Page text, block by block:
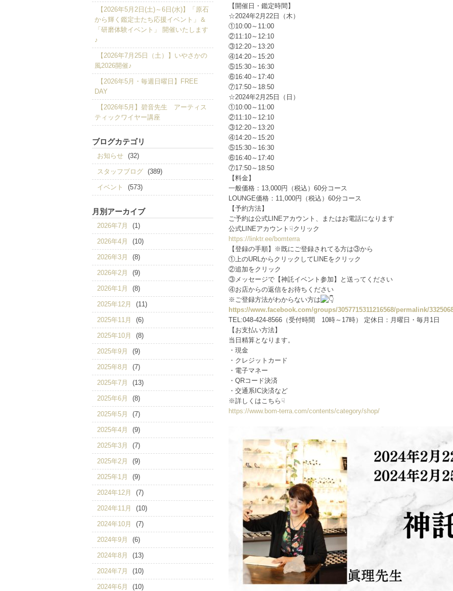
【開催日・鑑定時間】
☆2024年2月22日（木）
①10:00～11:00
②11:10～12:10
③12:20～13:20
④14:20～15:20
⑤15:30～16:30
⑥16:40～17:40
⑦17:50～18:50
☆2024年2月25日（日）
①10:00～11:00
②11:10～12:10
③12:20～13:20
④14:20～15:20
⑤15:30～16:30
⑥16:40～17:40
⑦17:50～18:50
【料金】
一般価格：13,000円（税込）60分コース
LOUNGE価格：11,000円（税込）60分コース
【予約方法】
ご予約は公式LINEアカウント、またはお電話になります
公式LINEアカウント☟クリック
https://linktr.ee/bomterra
【登録の手順】※既にご登録されてる方は③から
①上のURLからクリックしてLINEをクリック
②追加をクリック
③メッセージで【神託イベント参加】と送ってください
④お店からの返信をお待ちください
※ご登録方法がわからない方は
https://www.facebook.com/groups/3057715311216568/permalink/
TEL:048-424-8566（受付時間 10時～17時） 定休日：月曜日・毎月1日
【お支払い方法】
当日精算となります。
・現金
・クレジットカード
・電子マネー
・QRコード決済
・交通系IC決済など
※詳しくはこちら☟
https://www.bom-terra.com/contents/category/shop/
【2026年5月2日(土)～6日(水)】「原石
から輝く鑑定士たち応援イベント」＆
「研磨体験イベント」 開催いたします
♪
【2026年7月25日（土）】いやさかの
風2026開催♪
【2026年5月・毎週日曜日】FREE
DAY
【2026年5月】碧音先生 アーティス
ティックワイヤー講座
ブログカテゴリ
お知らせ (32)
スタッフブログ (389)
イベント (573)
月別アーカイブ
2026年7月 (1)
2026年4月 (10)
2026年3月 (8)
2026年2月 (9)
2026年1月 (8)
2025年12月 (11)
2025年11月 (6)
2025年10月 (8)
2025年9月 (9)
2025年8月 (7)
2025年7月 (13)
2025年6月 (8)
2025年5月 (7)
2025年4月 (9)
2025年3月 (7)
2025年2月 (9)
2025年1月 (9)
2024年12月 (7)
2024年11月 (10)
2024年10月 (7)
2024年9月 (6)
2024年8月 (13)
2024年7月 (10)
2024年6月 (10)